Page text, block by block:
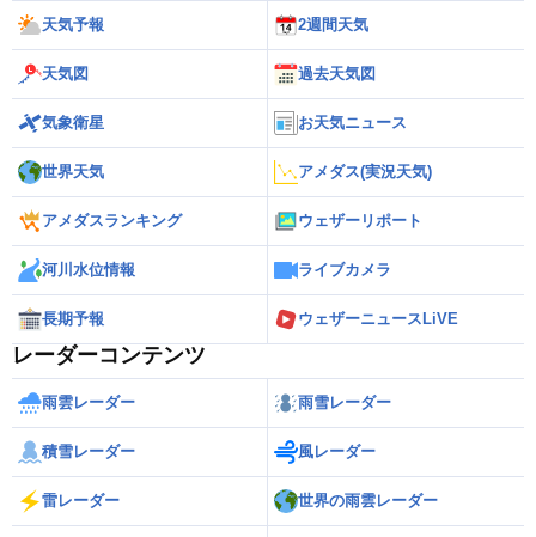
天気予報 2週間天気
天気図 過去天気図
気象衛星 お天気ニュース
世界天気 アメダス(実況天気)
アメダスランキング ウェザーリポート
河川水位情報 ライブカメラ
長期予報 ウェザーニュースLiVE
レーダーコンテンツ
雨雲レーダー 雨雪レーダー
積雪レーダー 風レーダー
雷レーダー 世界の雨雲レーダー